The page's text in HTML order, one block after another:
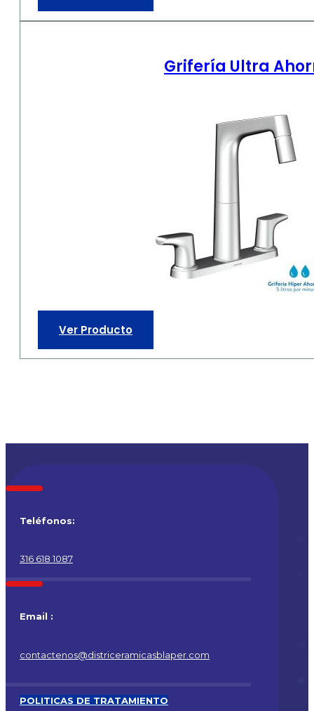
Grifería Ultra
Ver Producto
Teléfonos:
316 618 1087
Email :
contactenos@districeramicasblaper.com
POLITICAS DE TRATAMIENTO